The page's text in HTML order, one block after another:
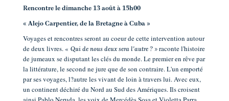
Rencontre le dimanche 13 août à 15h00
« Alejo Carpentier, de la Bretagne à Cuba »
Voyages et rencontres seront au coeur de cette intervention autour
de deux livres. « Qui de nous deux sera l'autre ? » raconte l'histoire
de jumeaux se disputant les clés du monde. Le premier en rêve par
la littérature, le second ne jure que de son contraire. L'un emporté
par ses voyages, l?autre les vivant de loin à travers lui. Avec eux,
un continent déchiré du Nord au Sud des Amériques. Ils croisent